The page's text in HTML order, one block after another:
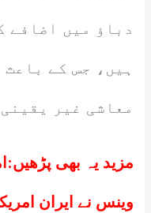
دباؤ میں اضافے
ہیں، جس کے
معاشی غیر
مزید یہ بھی پڑھیں:
وینس نے ایران